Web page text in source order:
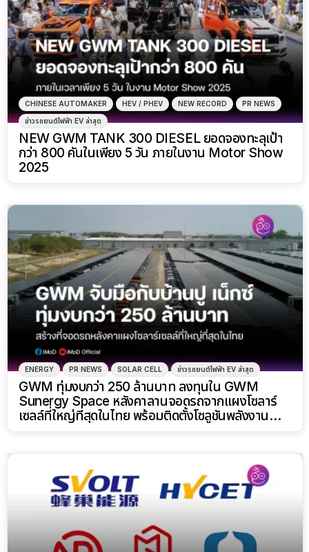
CHINESE AUTOMAKER HEV / PHEV NEW RECORD PR NEWS
ข่าวรถยนต์ไฟฟ้า EV ล่าสุด
NEW GWM TANK 300 DIESEL ยอดจองทะลุเป้า
กว่า 800 คันในเพียง 5 วัน ภายในงาน Motor Show
2025
ENERGY PR NEWS SOLAR CELL ข่าวรถยนต์ไฟฟ้า EV ล่าสุด
GWM ทุ่มงบกว่า 250 ล้านบาท ลงทุนใน GWM
Sunergy Space หลังคาลานจอดรถจากแผงโซลาร์
เซลล์ที่ใหญ่ที่สุดในไทย พร้อมติดตั้งโซลูชันพลังงาน